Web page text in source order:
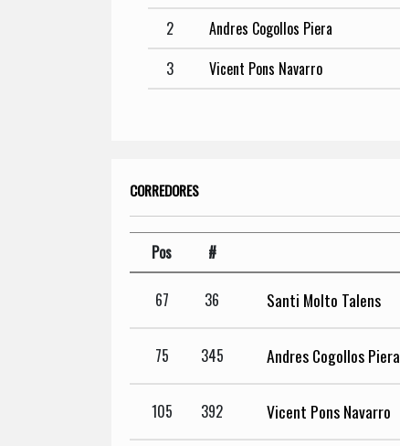
2
Andres Cogollos Piera
3
Vicent Pons Navarro
CORREDORES
Pos #
67 36 Santi Molto Talens
75 345 Andres Cogollos Piera
105 392 Vicent Pons Navarro